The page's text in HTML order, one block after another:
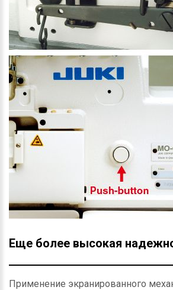
Еще более высокая
Применение экранированного